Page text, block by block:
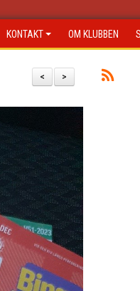
KONTAKT OM KLUBBEN
>
<